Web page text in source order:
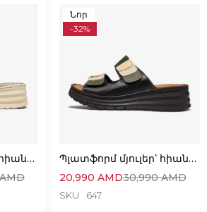
Պլատֆորմ մյուլեր՝ հիանալի ընտրություն
AMD
Նոր
-32%
Պլատֆորմ մյուլեր՝ հիանալի ընտրություն
30,990AMD
20,990 AMD
SKU 647